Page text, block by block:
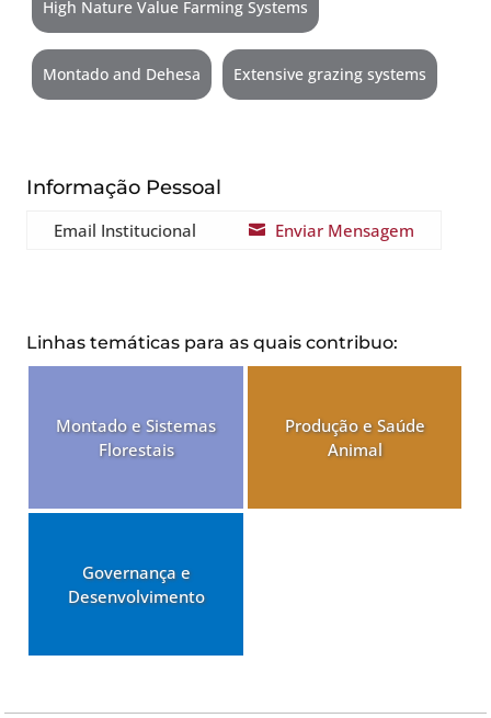
High Nature Value Farming Systems
Montado and Dehesa Extensive grazing systems
Informação Pessoal
Email Institucional  Enviar Mensagem
Linhas temáticas para as quais contribuo:
Montado e Sistemas
Florestais
Produção e Saúde
Animal
Governança e
Desenvolvimento